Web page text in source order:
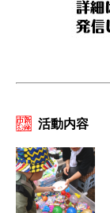
活動内容